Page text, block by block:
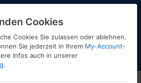
Shopaktualisierung
Cookies
Cookies Sie zulassen oder ablehnen.
Sie jederzeit in Ihrem My-Account-
Infos auch in unserer
.